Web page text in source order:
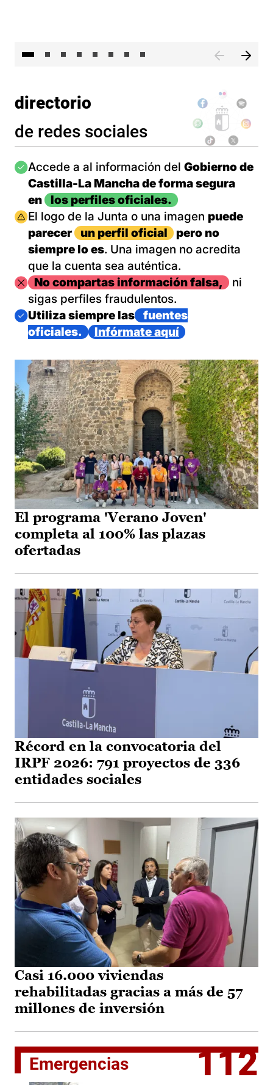
directorio
de redes sociales
Imagen
Accede a al información del Gobierno de
Castilla-La Mancha de forma segura
en
los perfiles oficiales.
Imagen
El logo de la Junta o una imagen puede
parecer
un perfil oficial
pero no
siempre lo es. Una imagen no acredita
que la cuenta sea auténtica.
ImagenNo compartas información falsa,
ni
sigas perfiles fraudulentos.
Imagen
Utiliza siempre las
fuentes
oficiales.
Infórmate aquí
El programa 'Verano Joven'
completa al 100% las plazas
ofertadas
Récord en la convocatoria del
IRPF 2026: 791 proyectos de 336
entidades sociales
Casi 16.000 viviendas
rehabilitadas gracias a más de 57
millones de inversión
Emergencias 112